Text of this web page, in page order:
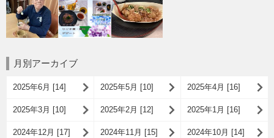
月別アーカイブ
2025年6月 [14] 2025年5月 [10] 2025年4月 [16]
2025年3月 [10] 2025年2月 [12] 2025年1月 [16]
2024年12月 [17] 2024年11月 [15] 2024年10月 [14]